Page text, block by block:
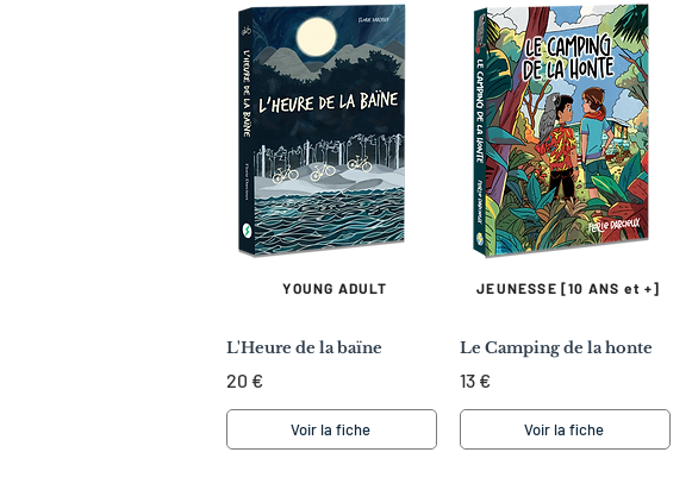
YOUNG ADULT
L'Heure de la baïne
20 €
Voir la fiche
JEUNESSE [10 ANS et +]
Le Camping de la honte
13 €
Voir la fiche